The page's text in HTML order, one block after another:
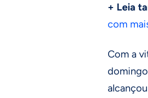
+ Leia
com
Com a